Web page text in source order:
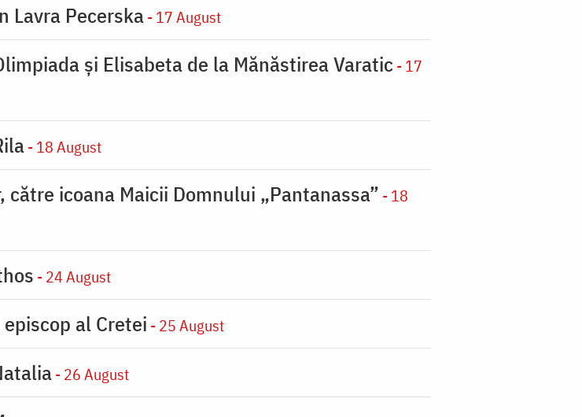
Lavra Pecerska- 17 August
și Elisabeta de la Mănăstirea Varatic - 17
- 18 August
icoana Maicii Domnului „Pantanassa” - 18
- 24 August
al Cretei - 25 August
- 26 August